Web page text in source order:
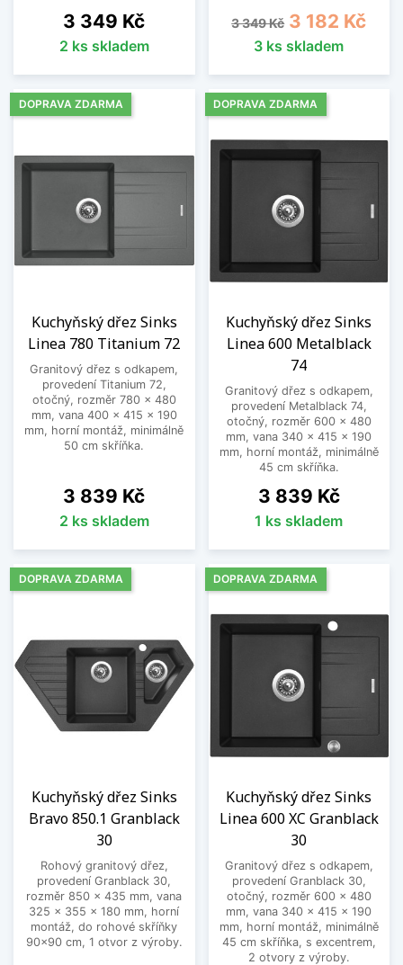
Cena
3 349 Kč
2 ks skladem
Běžná cena
3 349 Kč Cena
3 182 Kč
3 ks skladem
Kuchyňský dřez Sinks
Linea 780 Titanium 72
Granitový dřez s odkapem,
provedení Titanium 72,
otočný, rozměr 780 x 480
mm, vana 400 x 415 x 190
mm, horní montáž, minimálně
50 cm skříňka.
Cena
3 839 Kč
2 ks skladem
DOPRAVA ZDARMA
Kuchyňský dřez Sinks
Linea 600 Metalblack
74
Granitový dřez s odkapem,
provedení Metalblack 74,
otočný, rozměr 600 x 480
mm, vana 340 x 415 x 190
mm, horní montáž, minimálně
45 cm skříňka.
Cena
3 839 Kč
1 ks skladem
DOPRAVA ZDARMA
Kuchyňský dřez Sinks
Bravo 850.1 Granblack
30
Rohový granitový dřez,
provedení Granblack 30,
rozměr 850 x 435 mm, vana
325 x 355 x 180 mm, horní
montáž, do rohové skříňky
90x90 cm, 1 otvor z výroby.
DOPRAVA ZDARMA
Kuchyňský dřez Sinks
Linea 600 XC Granblack
30
Granitový dřez s odkapem,
provedení Granblack 30,
otočný, rozměr 600 x 480
mm, vana 340 x 415 x 190
mm, horní montáž, minimálně
45 cm skříňka, s excentrem,
2 otvory z výroby.
DOPRAVA ZDARMA